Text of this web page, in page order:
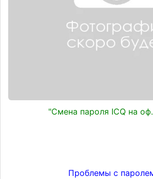
"Смена пароля ICQ на
Проблемы с